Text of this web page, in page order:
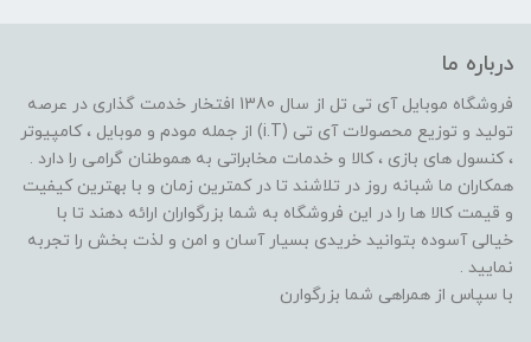
درباره ما
فروشگاه موبایل آی تی تل از سال 1380 افتخار خدمت گذاری در عرصه
تولید و توزیع محصولات آی تی (i.T) از جمله مودم و موبایل ، کامپیوتر
، کنسول های بازی ، کالا و خدمات مخابراتی به هموطنان گرامی را دارد .
همکاران ما شبانه روز در تلاشند تا در کمترین زمان و با بهترین کیفیت
و قیمت کالا ها را در این فروشگاه به شما بزرگواران ارائه دهند تا با
خیالی آسوده بتوانید خریدی بسیار آسان و امن و لذت بخش را تجربه
نمایید .
با سپاس از همراهی شما بزرگوارن